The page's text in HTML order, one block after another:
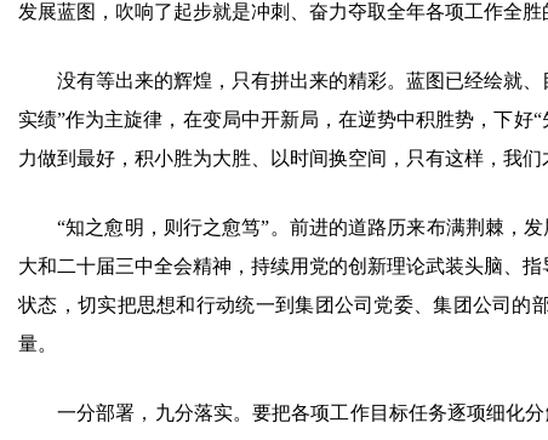
发展蓝图，吹响了起步就是冲刺、奋力夺取全年各项工作全胜
没有等出来的辉煌，只有拼出来的精彩。蓝图已经绘就
实绩”作为主旋律，在变局中开新局，在逆势中积胜势，下好
力做到最好，积小胜为大胜、以时间换空间，只有这样，我们
“知之愈明，则行之愈笃”。前进的道路历来布满荆棘，
大和二十届三中全会精神，持续用党的创新理论武装头脑、
状态，切实把思想和行动统一到集团公司党委、集团公司的
量。
一分部署，九分落实。要把各项工作目标任务逐项细化